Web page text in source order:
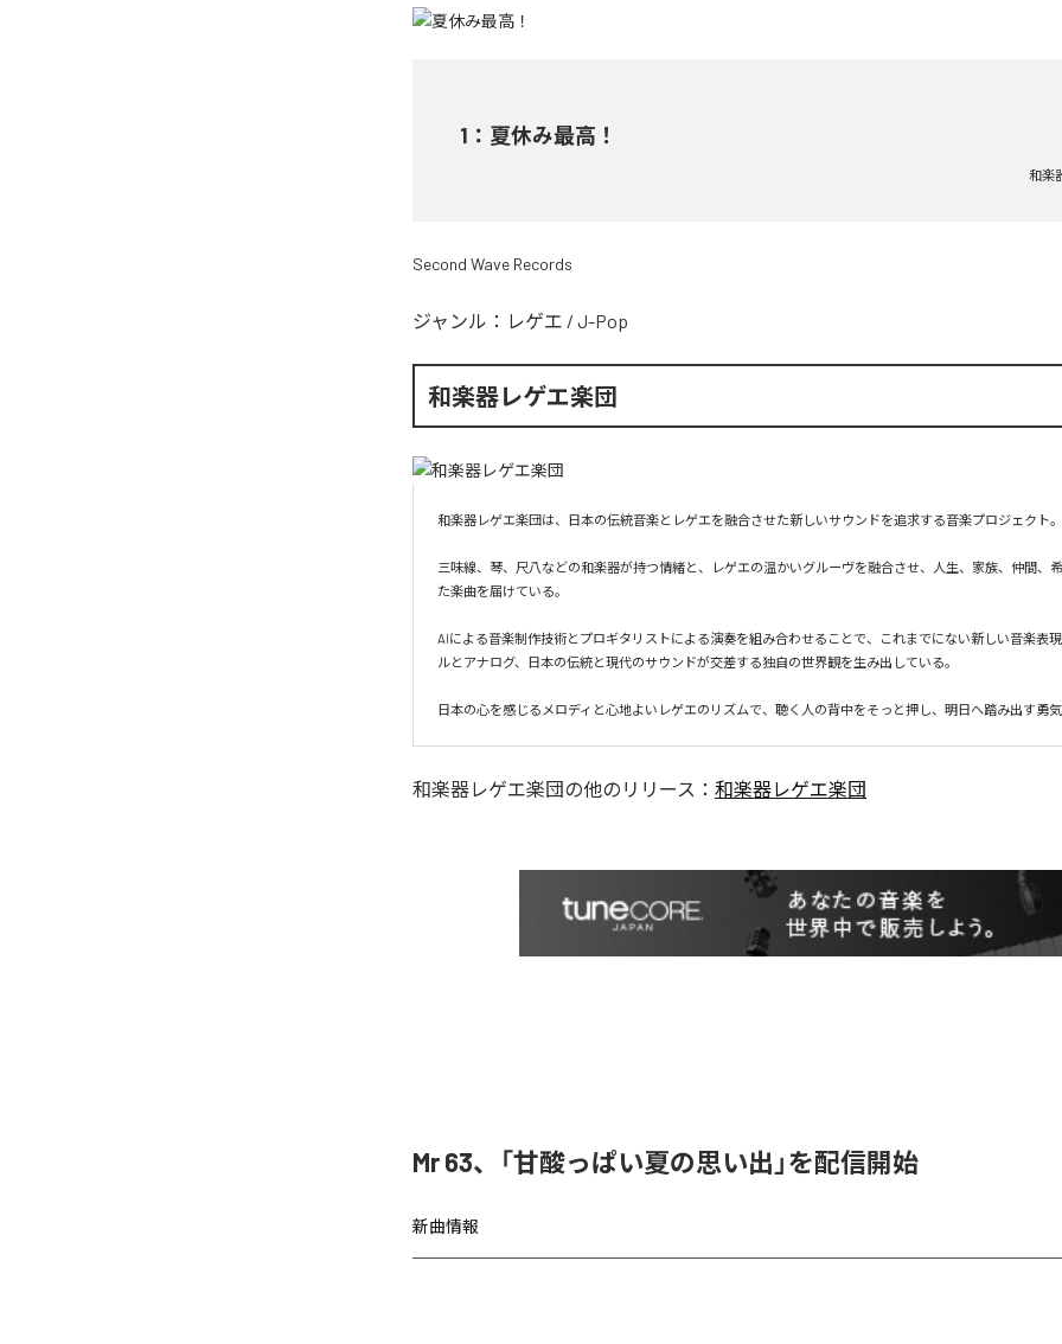
1 ： 夏休み最高！
和楽
Second Wave Records
ジャンル： レゲエ / J-Pop
和楽器レゲエ楽団
和楽器レゲエ楽団は、日本の伝統音楽とレゲエを融合させた新しいサウンドを追求する音楽プロジェクト。
三味線、琴、尺八などの和楽器が持つ情緒と、レゲエの温かいグルーヴを融合させ、人生、家族、仲間、
た楽曲を届けている。
AIによる音楽制作技術とプロギタリストによる演奏を組み合わせることで、これまでにない新しい音楽表
ルとアナログ、日本の伝統と現代のサウンドが交差する独自の世界観を生み出している。
和楽器レゲエ楽団の他のリリース： 和楽器レゲエ楽団
Mr 63、「甘酸っぱい夏の思い出」を配信開始
新曲情報